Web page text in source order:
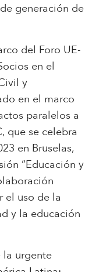
generación de
del Foro UE-
en el
y
en el marco
paralelos a
que se celebra
en Bruselas,
“Educación y
el uso de la
y la educación
la urgente